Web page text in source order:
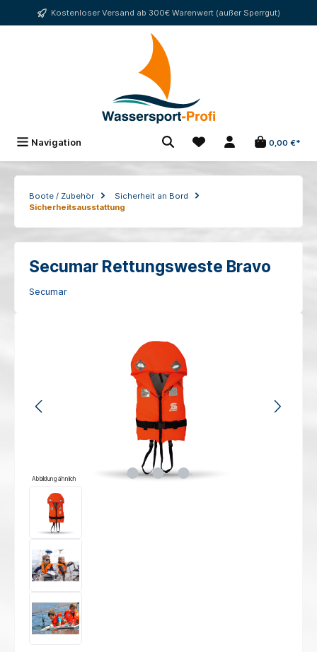
springenKostenloser Versand ab 300€ Warenwert (außer Sperrgut)
Navigation 0,00 €*
Boote / Zubehör
Sicherheit an Bord
Sicherheitsausstattung
Secumar Rettungsweste Bravo
Secumar
Abbildung ähnlich